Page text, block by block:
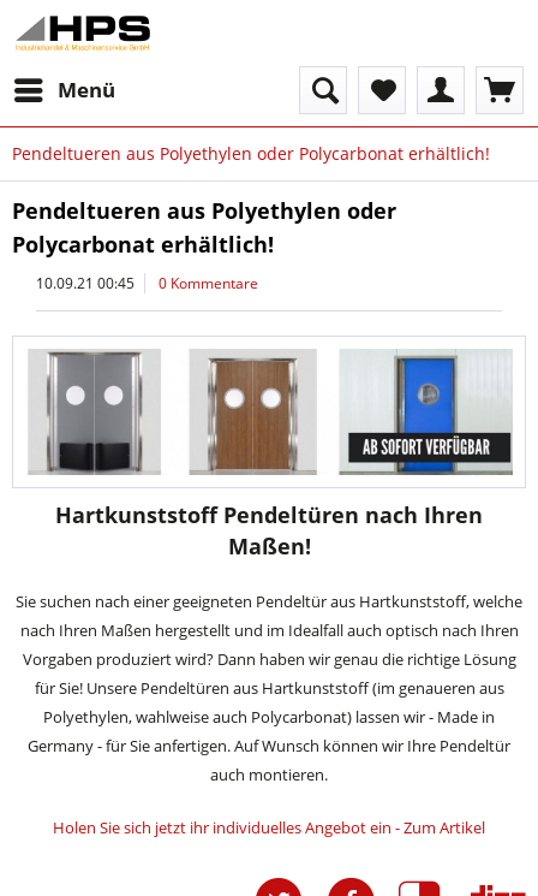
Menü
Pendeltueren aus Polyethylen oder Polycarbonat erhältlich!
Pendeltueren aus Polyethylen oder
Polycarbonat erhältlich!
10.09.21 00:45 0 Kommentare
Hartkunststoff Pendeltüren nach Ihren
Maßen!
Sie suchen nach einer geeigneten Pendeltür aus Hartkunststoff, welche
nach Ihren Maßen hergestellt und im Idealfall auch optisch nach Ihren
Vorgaben produziert wird? Dann haben wir genau die richtige Lösung
für Sie! Unsere Pendeltüren aus Hartkunststoff (im genaueren aus
Polyethylen, wahlweise auch Polycarbonat) lassen wir - Made in
Germany - für Sie anfertigen. Auf Wunsch können wir Ihre Pendeltür
auch montieren.
Holen Sie sich jetzt ihr individuelles Angebot ein - Zum Artikel